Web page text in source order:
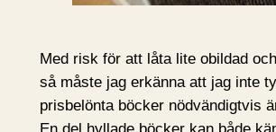
Med risk för att låta lite obildad
så måste jag erkänna att jag inte
prisbelönta böcker nödvändigtvis